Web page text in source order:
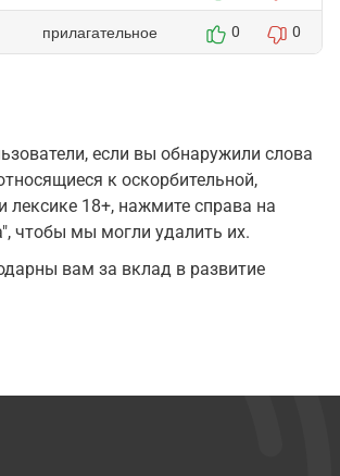
прилагательное 0 0
если вы обнаружили слова
к оскорбительной,
лексике 18+, нажмите справа на
чтобы мы могли удалить их.
вам за вклад в развитие